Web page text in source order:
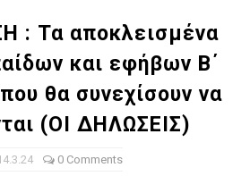
: Τα αποκλεισμένα
και εφήβων Β΄
θα συνεχίσουν να
(ΟΙ ΔΗΛΩΣΕΙΣ)
0 Comments